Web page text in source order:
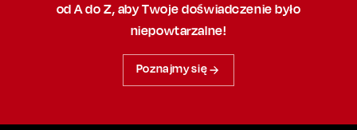
od A do Z, abyTwoje doświadczenie było
niepowtarzalne!
Poznajmy się